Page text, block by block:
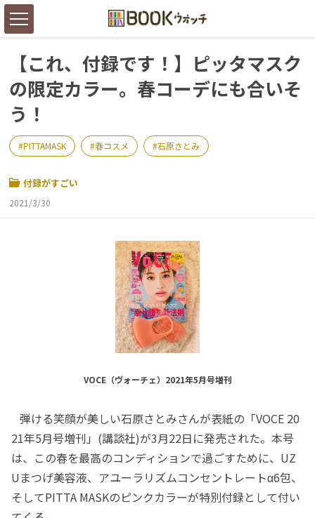
【これ、付録です！】ピッタマスク
の限定カラー。春コーデにも合いそ
う！
PITTAMASK 春コスメ 石原さとみ
付録がすごい
2021/3/30
VOCE（ヴォーチェ）2021年5月号増刊
弾ける笑顔が美しい石原さとみさんが表紙の「VOCE 20
21年5月号増刊」(講談社)が3月22日に発売された。本号
は、この春を最高のコンディションで過ごすために、UZ
Uまつげ美容液、アユーラリズムコンセントレートα6包、
そしてPITTA MASKのピンクカラーが特別付録として付い